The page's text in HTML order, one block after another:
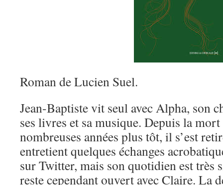
Roman de Lucien Suel.
Jean-Baptiste vit seul avec Alpha, son
ses livres et sa musique. Depuis la
nombreuses années plus tôt, il s’est
entretient quelques échanges
sur Twitter, mais son quotidien est très
reste cependant ouvert avec Claire. La